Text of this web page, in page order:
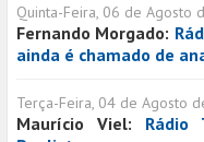
Quinta-Feira, 06 de Agosto
Fernando Morgado:
ainda é chamado de
Terça-Feira, 04 de Agosto
Maurício Viel: Rádio